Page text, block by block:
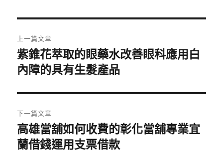
章
導
覽
上一篇文章
上
一
文
章:
紫錐花萃取的眼藥水改善眼科應用白
內障的具有生髮產品
下一篇文章
下
一
高雄當舖如何收費的彰化當舖專業宜
蘭借錢運用支票借款